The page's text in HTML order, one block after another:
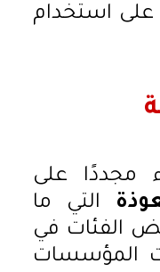
استخدام
مجددًا على
التي ما
الفئات في
المؤسسات